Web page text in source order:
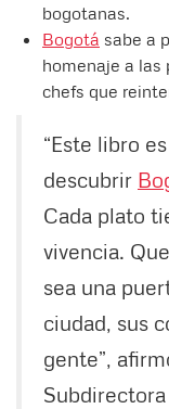
bogotanas.
Bogotá sabe a
homenaje a las
chefs que
“Este libro
descubrir
Cada plato
vivencia.
sea una
ciudad, sus
gente”,